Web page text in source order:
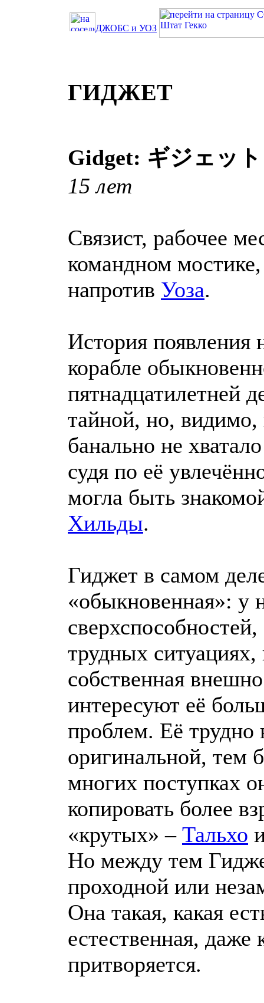
ДЖОБС и УОЗ
ГИДЖЕТ
Gidget: ギジェット
15 лет
Связист, рабочее
командном
напротив Уоза.
История появления
корабле
пятнадцатилетней
тайной, но, видимо,
банально не
судя по её
могла быть
Хильды.
Гиджет в самом
«обыкновенная»: у
сверхспособностей,
трудных
собственная
интересуют её
проблем. Её трудно
оригинальной, тем
многих поступках
копировать более
«крутых» – Тальхо
Но между тем
проходной или
Она такая, какая
естественная, даже
притворяется.